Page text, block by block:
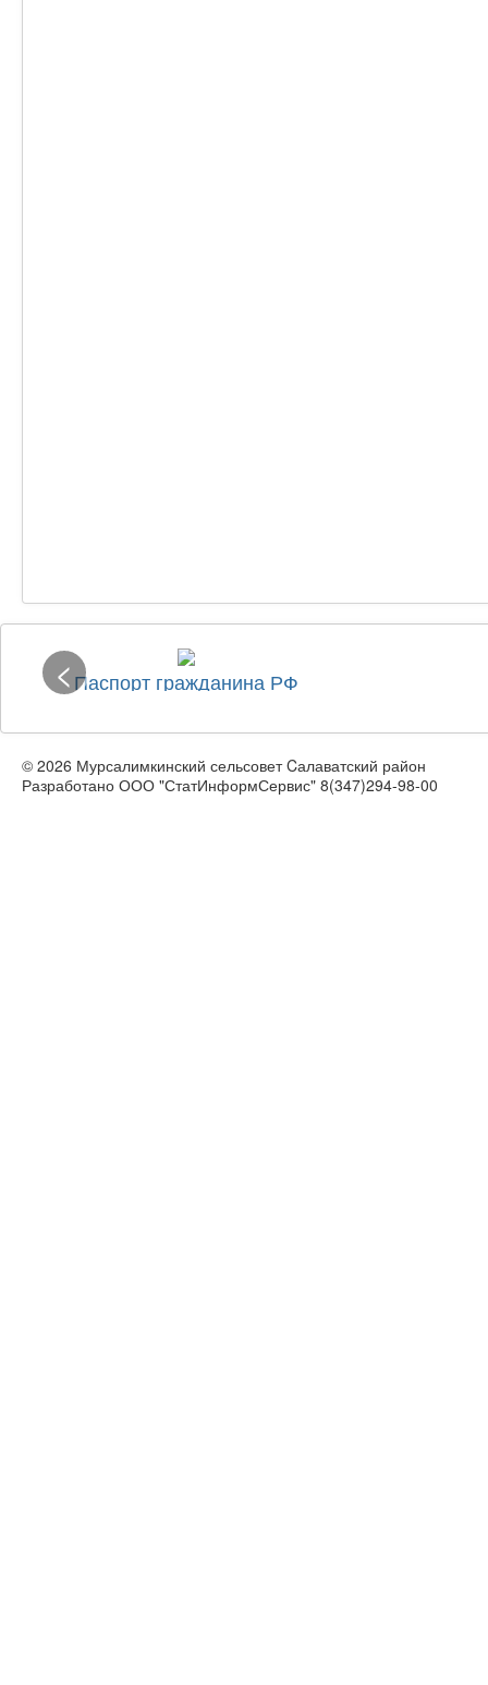
Паспорт гражданина РФ
<
© 2026 Мурсалимкинский сельсовет Cалаватский район
Разработано ООО "СтатИнформСервис" 8(347)294-98-00